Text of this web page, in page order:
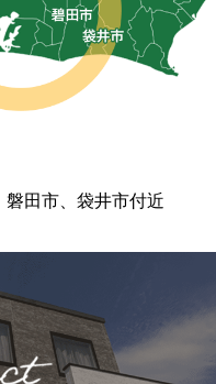
⽥市、袋井市付近